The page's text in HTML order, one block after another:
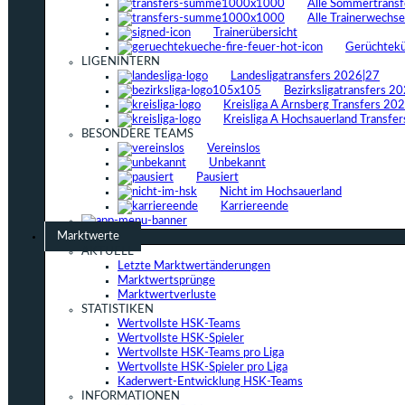
Alle
Alle
Trainerübersicht
LIGENINTERN
Landesligatransfers 2026|27
Bezirksligatransfers
Kreisliga A Arnsberg Transfers
Kreisliga A Hochsauerland
BESONDERE TEAMS
Vereinslos
Unbekannt
Pausiert
Nicht im Hochsauerland
Karriereende
Marktwerte
AKTUELL
Letzte Marktwertänderungen
Marktwertsprünge
Marktwertverluste
STATISTIKEN
Wertvollste HSK-Teams
Wertvollste HSK-Spieler
Wertvollste HSK-Teams pro Liga
Wertvollste HSK-Spieler pro Liga
Kaderwert-Entwicklung HSK-Teams
INFORMATIONEN